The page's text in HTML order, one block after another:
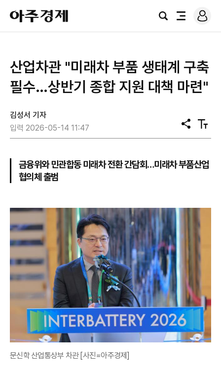
아
주
경
검
전
로
그
산업차관 "미래차 부품 생태계 구축
필수…상반기 종합 지원 대책 마련"
김성서 기자
입력 2026-05-14 11:47
공
유
텍
스
기
금융위와 민관합동 미래차 전환 간담회…미래차 부품산업
협의체 출범
문신학 산업통상부 차관 [사진=아주경제]